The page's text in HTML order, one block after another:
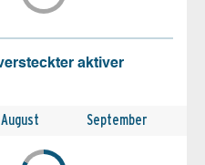
aktiver
August September